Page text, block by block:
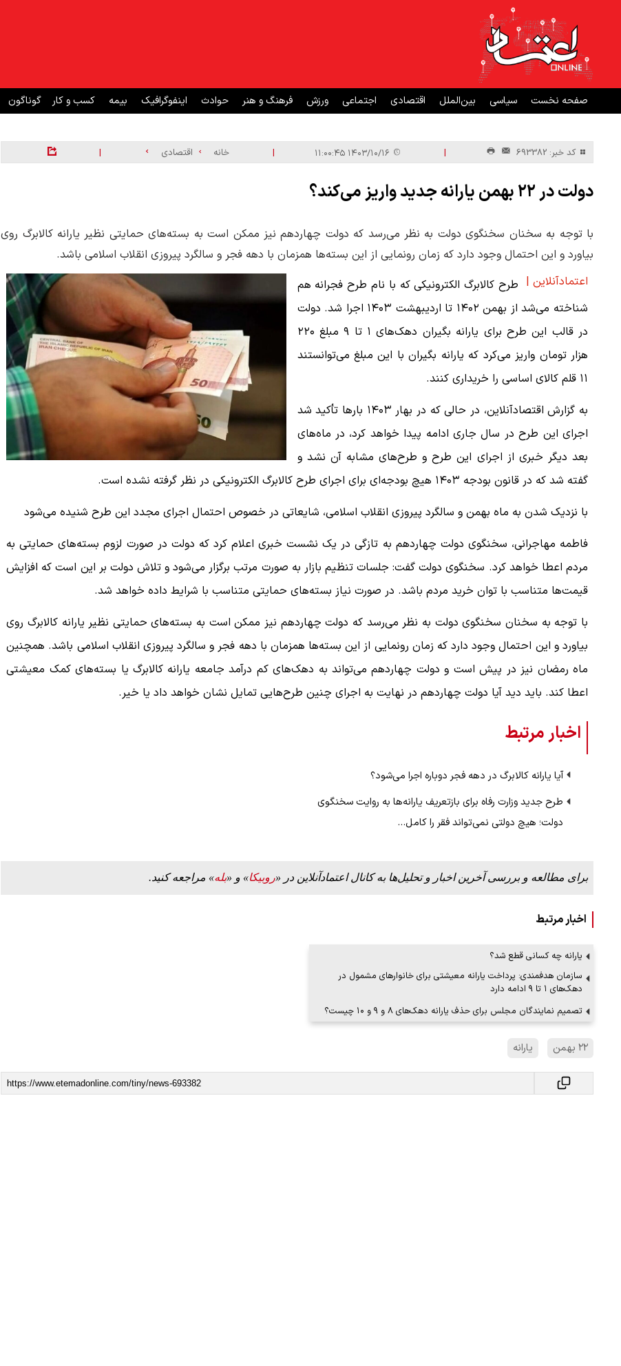
صفحه نخست سیاسی بین‌الملل اقتصادی اجتماعی ورزش فرهنگ و هنر حوادث اینفوگرافیک بیمه کسب و کار گوناگون
کد خبر: 693382 |
| خانه اقتصادی |
دولت در ۲۲ بهمن یارانه جدید واریز می‌کند؟
با توجه به سخنان سخنگوی دولت به نظر می‌رسد که دولت چهاردهم نیز ممکن است به بسته‌های حمایتی نظیر یارانه کالابرگ روی
بیاورد و این احتمال وجود دارد که زمان رونمایی از این بسته‌ها همزمان با دهه فجر و سالگرد پیروزی انقلاب اسلامی باشد.
اعتمادآنلاین | طرح کالابرگ الکترونیکی که با نام طرح فجرانه هم
شناخته می‌شد از بهمن ۱۴۰۲ تا اردیبهشت ۱۴۰۳ اجرا شد. دولت
در قالب این طرح برای یارانه بگیران دهک‌های ۱ تا ۹ مبلغ ۲۲۰
هزار تومان واریز می‌کرد که یارانه بگیران با این مبلغ می‌توانستند
۱۱ قلم کالای اساسی را خریداری کنند.
به گزارش اقتصادآنلاین، در حالی که در بهار ۱۴۰۳ بارها تأکید شد
اجرای این طرح در سال جاری ادامه پیدا خواهد کرد، در ماه‌های
بعد دیگر خبری از اجرای این طرح و طرح‌های مشابه آن نشد و
گفته شد که در قانون بودجه ۱۴۰۳ هیچ بودجه‌ای برای اجرای طرح کالابرگ الکترونیکی در نظر گرفته نشده است.
با نزدیک شدن به ماه بهمن و سالگرد پیروزی انقلاب اسلامی، شایعاتی در خصوص احتمال اجرای مجدد این طرح شنیده می‌شود
فاطمه مهاجرانی، سخنگوی دولت چهاردهم به تازگی در یک نشست خبری اعلام کرد که دولت در صورت لزوم بسته‌های حمایتی به
مردم اعطا خواهد کرد. سخنگوی دولت گفت: جلسات تنظیم بازار به صورت مرتب برگزار می‌شود و تلاش دولت بر این است که افزایش
قیمت‌ها متناسب با توان خرید مردم باشد. در صورت نیاز بسته‌های حمایتی متناسب‌ با شرایط داده خواهد شد.
با توجه به سخنان سخنگوی دولت به نظر می‌رسد که دولت چهاردهم نیز ممکن است به بسته‌های حمایتی نظیر یارانه کالابرگ روی
بیاورد و این احتمال وجود دارد که زمان رونمایی از این بسته‌ها همزمان با دهه فجر و سالگرد پیروزی انقلاب اسلامی باشد. همچنین
ماه رمضان نیز در پیش است و دولت چهاردهم می‌تواند به دهک‌های کم درآمد جامعه یارانه کالابرگ یا بسته‌های کمک معیشتی
اعطا کند. باید دید آیا دولت چهاردهم در نهایت به اجرای چنین طرح‌هایی تمایل نشان خواهد داد یا خیر.
اخبار مرتبط
آیا یارانه کالابرگ در دهه فجر دوباره اجرا می‌شود؟
طرح جدید وزارت رفاه برای بازتعریف یارانه‌ها به روایت سخنگوی
دولت؛ هیچ دولتی نمی‌تواند فقر را کامل…
برای مطالعه و بررسی آخرین اخبار و تحلیل‌ها به کانال اعتمادآنلاین در «روبیکا» و «بله» مراجعه کنید.
اخبار مرتبط
یارانه چه کسانی قطع شد؟
سازمان هدفمندی: پرداخت یارانه معیشتی برای خانوار‌های مشمول در
دهک‌های ۱ تا ۹ ادامه دارد
تصمیم نمایندگان مجلس برای حذف یارانه‌ دهک‌های ۸ و ۹ و ۱۰ چیست؟
۲۲ بهمن یارانه
به عادل
ببینید| روایت رئیس جمهور از لحظه حمله به بیت
رهبری
۱۴ مرداد ۱۴۰۵